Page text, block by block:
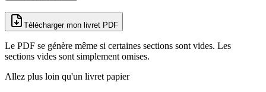
Télécharger mon livret PDF
Le PDF se génère même si certaines sections sont vides. Les
sections vides sont simplement omises.
Allez plus loin qu'un livret papier